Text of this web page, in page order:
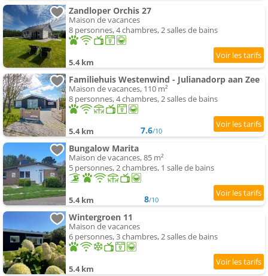
Zandloper Orchis 27
Maison de vacances
8 personnes, 4 chambres, 2 salles de bains
5.4 km
Familiehuis Westenwind - Julianadorp aan Zee
Maison de vacances, 110 m²
8 personnes, 4 chambres, 2 salles de bains
5.4 km 7.6/10
Bungalow Marita
Maison de vacances, 85 m²
5 personnes, 2 chambres, 1 salle de bains
5.4 km 8/10
Wintergroen 11
Maison de vacances
6 personnes, 3 chambres, 2 salles de bains
5.4 km